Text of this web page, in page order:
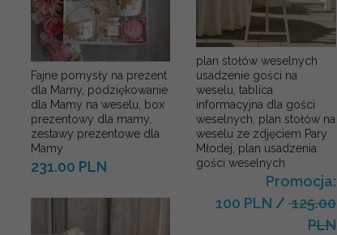
Fajne pomysły na prezent
dla Mamy, podziękowanie
dla Mamy na weselu, box
prezentowy dla mamy,
zestawy prezentowe dla
Mamy
231.00 PLN
plan stołów weselnych
usadzenie gości na
weselu, tablica
informacyjna dla gości
weselnych, plan stołów na
weselu ze zdjęciem Pary
Młodej, plan usadzenia
gości weselnych
Promocja:
100 PLN /125.00
PLN